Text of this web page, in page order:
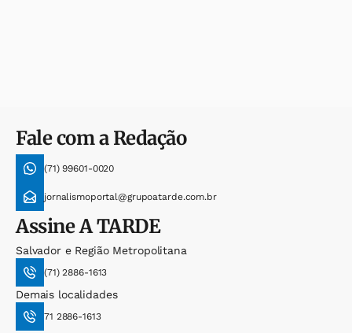
Fale com a Redação
(71) 99601-0020
jornalismoportal@grupoatarde.com.br
AssineA TARDE
Salvador e Região Metropolitana
(71) 2886-1613
Demais localidades
71 2886-1613